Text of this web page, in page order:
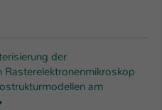
der
am